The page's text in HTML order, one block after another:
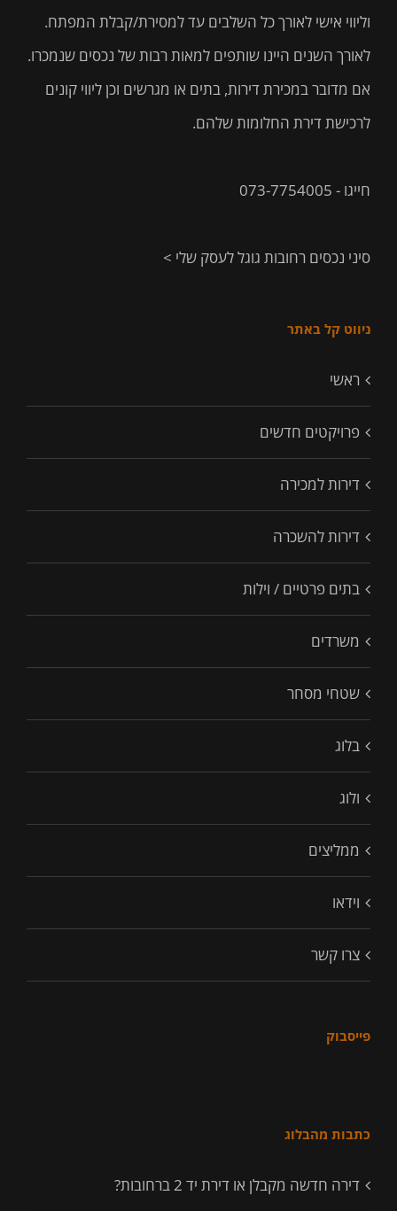
וליווי אישי לאורך כל השלבים עד למסירת/קבלת המפתח.
לאורך השנים היינו שותפים למאות רבות של נכסים שנמכרו.
אם מדובר במכירת דירות, בתים או מגרשים וכן ליווי קונים
לרכישת דירת החלומות שלהם.
חייגו - 073-7754005
סיני נכסים רחובות גוגל לעסק שלי >
ניווט קל באתר
ראשי
פרויקטים חדשים
דירות למכירה
דירות להשכרה
בתים פרטיים / וילות
משרדים
שטחי מסחר
בלוג
ולוג
ממליצים
וידאו
צרו קשר
פייסבוק
כתבות מהבלוג
דירה חדשה מקבלן או דירת יד 2 ברחובות?